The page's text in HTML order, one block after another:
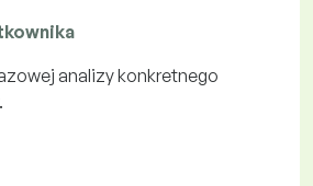
analizy konkretnego